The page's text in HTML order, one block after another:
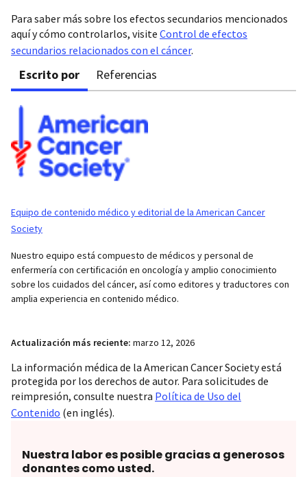
Para saber más sobre los efectos secundarios mencionados
aquí y cómo controlarlos, visite Control de efectos
secundarios relacionados con el cáncer.
Escrito por Referencias
Equipo de contenido médico y editorial de la American Cancer
Society
Nuestro equipo está compuesto de médicos y personal de
enfermería con certificación en oncología y amplio conocimiento
sobre los cuidados del cáncer, así como editores y traductores con
amplia experiencia en contenido médico.
Actualización más reciente: marzo 12, 2026
La información médica de la American Cancer Society está
protegida por los derechos de autor. Para solicitudes de
reimpresión, consulte nuestra Política de Uso del
Contenido (en inglés).
Nuestra labor es posible gracias a generosos
donantes como usted.